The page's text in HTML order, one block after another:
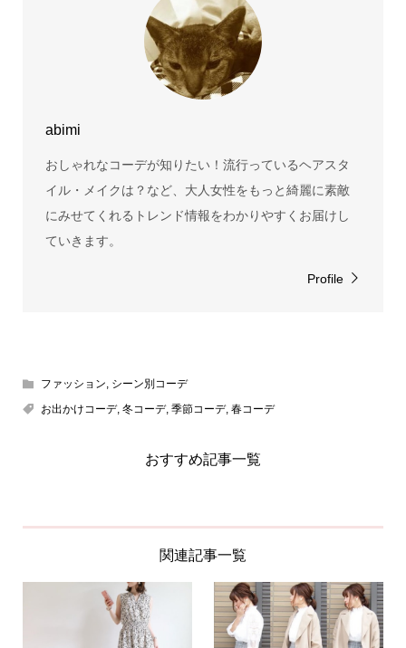
abimi
おしゃれなコーデが知りたい！流行っているヘアスタ
イル・メイクは？など、大人女性をもっと綺麗に素敵
にみせてくれるトレンド情報をわかりやすくお届けし
ていきます。
Profile
ファッション シーン別コーデ
お出かけコーデ, 冬コーデ, 季節コーデ, 春コーデ
おすすめ記事一覧
関連記事一覧